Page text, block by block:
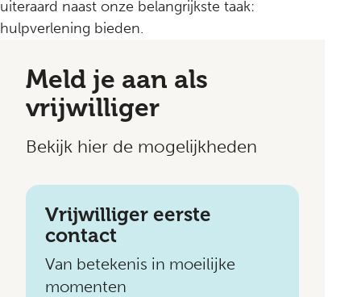
uiteraard naast onze belangrijkste taak:
hulpverlening bieden.
Meld je aan als
vrijwilliger
Bekijk hier de mogelijkheden
Vrijwilliger eerste
contact
Van betekenis in moeilijke
momenten